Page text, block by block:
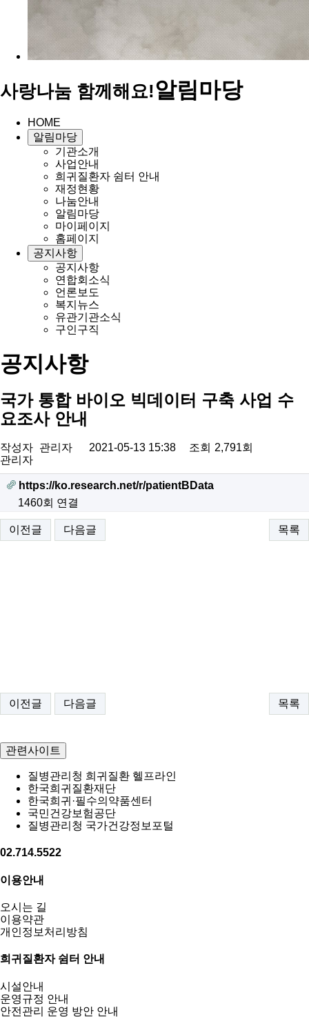
사랑나눔 함께해요!알림마당
HOME
알림마당
기관소개
사업안내
희귀질환자 쉼터 안내
재정현황
나눔안내
알림마당
마이페이지
홈페이지
공지사항
공지사항
연합회소식
언론보도
복지뉴스
유관기관소식
구인구직
공지사항
국가 통합 바이오 빅데이터 구축 사업 수
요조사 안내
작성자 관리자 2021-05-13 15:38 조회 2,791회
관리자
https://ko.research.net/r/patientBData
1460회 연결
이전글 다음글 목록
이전글 다음글 목록
관련사이트
질병관리청 희귀질환 헬프라인
한국희귀질환재단
한국희귀·필수의약품센터
국민건강보험공단
질병관리청 국가건강정보포털
02.714.5522
이용안내
오시는 길
이용약관
개인정보처리방침
희귀질환자 쉼터 안내
시설안내
운영규정 안내
안전관리 운영 방안 안내